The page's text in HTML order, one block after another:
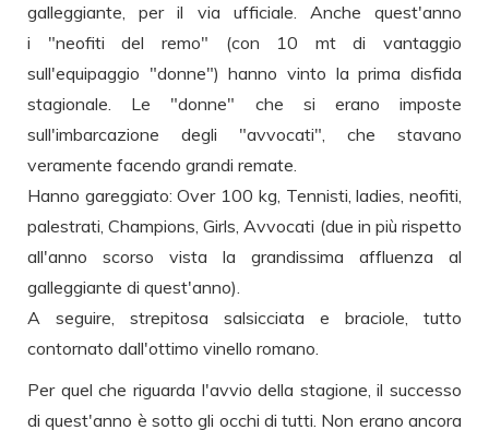
galleggiante, per il via ufficiale. Anche quest'anno
i "neofiti del remo" (con 10 mt di vantaggio
sull'equipaggio "donne") hanno vinto la prima disfida
stagionale. Le "donne" che si erano imposte
sull'imbarcazione degli "avvocati", che stavano
veramente facendo grandi remate.
Hanno gareggiato: Over 100 kg, Tennisti, ladies, neofiti,
palestrati, Champions, Girls, Avvocati (due in più rispetto
all'anno scorso vista la grandissima affluenza al
galleggiante di quest'anno).
A seguire, strepitosa salsicciata e braciole, tutto
contornato dall'ottimo vinello romano.
Per quel che riguarda l'avvio della stagione, il successo
di quest'anno è sotto gli occhi di tutti. Non erano ancora